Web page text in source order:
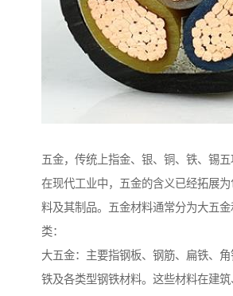
五金，传统上指金、银、铜、铁、锡
在现代工业中，五金的含义已经拓展
料及其制品。五金材料通常分为大五
类：
大五金：主要指钢板、钢筋、扁铁、
铁及各类型钢铁材料。这些材料在建筑